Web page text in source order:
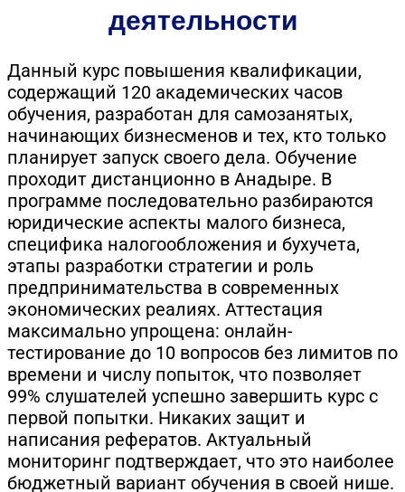
деятельности
Данный курс повышения квалификации,
содержащий 120 академических часов
обучения, разработан для самозанятых,
начинающих бизнесменов и тех, кто только
планирует запуск своего дела. Обучение
проходит дистанционно в Анадыре. В
программе последовательно разбираются
юридические аспекты малого бизнеса,
специфика налогообложения и бухучета,
этапы разработки стратегии и роль
предпринимательства в современных
экономических реалиях. Аттестация
максимально упрощена: онлайн-
тестирование до 10 вопросов без лимитов по
времени и числу попыток, что позволяет
99% слушателей успешно завершить курс с
первой попытки. Никаких защит и
написания рефератов. Актуальный
мониторинг подтверждает, что это наиболее
бюджетный вариант обучения в своей нише.